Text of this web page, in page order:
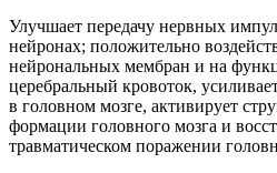
Улучшает передачу нервных
нейронах; положительно
нейрональных мембран и на
церебральный кровоток,
в головном мозге, активирует
формации головного мозга и
травматическом поражении